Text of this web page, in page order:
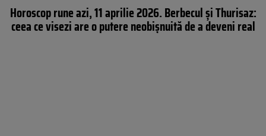
Horoscop rune azi, 11 aprilie 2026. Berbecul și Thurisaz:
ceea ce visezi are o putere neobișnuită de a deveni real